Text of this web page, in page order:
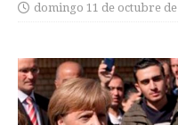
domingo 11 de octubre de